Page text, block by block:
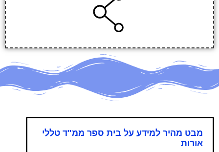
מבט מהיר למידע על בית ספר ממ"ד טללי
אורות